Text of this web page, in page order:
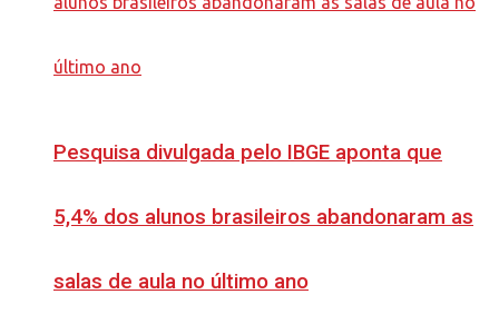
Pesquisa divulgada pelo IBGE aponta que
5,4% dos alunos brasileiros abandonaram as
salas de aula no último ano